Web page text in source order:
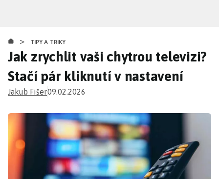
obsahu
> TIPY A TRIKY
Jak zrychlit vaši chytrou televizi?
Stačí pár kliknutí v nastavení
Jakub Fišer09.02.2026